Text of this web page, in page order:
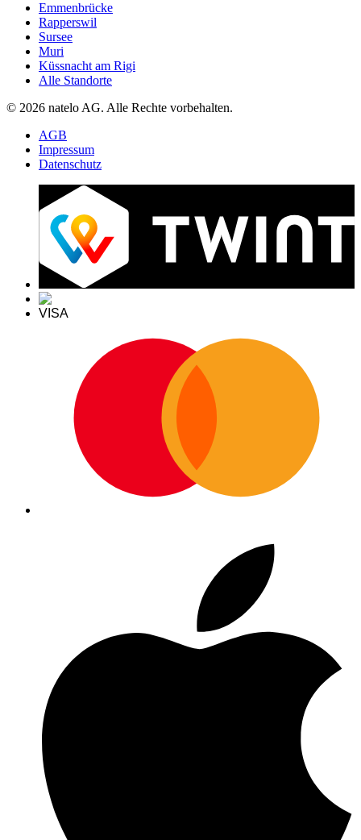
Emmenbrücke
Rapperswil
Sursee
Muri
Küssnacht am Rigi
Alle Standorte
© 2026 natelo AG. Alle Rechte vorbehalten.
AGB
Impressum
Datenschutz
VISA